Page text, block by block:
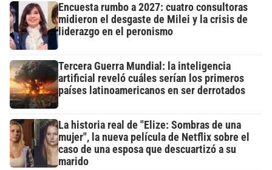
Encuesta rumbo a 2027: cuatro consultoras
midieron el desgaste de Milei y la crisis de
liderazgo en el peronismo
Tercera Guerra Mundial: la inteligencia
artificial reveló cuáles serían los primeros
países latinoamericanos en ser derrotados
La historia real de "Elize: Sombras de una
mujer", la nueva película de Netflix sobre el
caso de una esposa que descuartizó a su
marido